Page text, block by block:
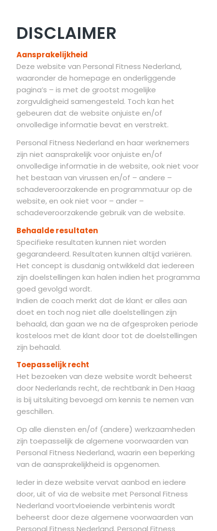
DISCLAIMER
Aansprakelijkheid
Deze website van Personal Fitness Nederland,
waaronder de homepage en onderliggende
pagina’s – is met de grootst mogelijke
zorgvuldigheid samengesteld. Toch kan het
gebeuren dat de website onjuiste en/of
onvolledige informatie bevat en verstrekt.
Personal Fitness Nederland en haar werknemers
zijn niet aansprakelijk voor onjuiste en/of
onvolledige informatie in de website, ook niet voor
het bestaan van virussen en/of – andere –
schadeveroorzakende en programmatuur op de
website, en ook niet voor – ander –
schadeveroorzakende gebruik van de website.
Behaalde resultaten
Specifieke resultaten kunnen niet worden
gegarandeerd. Resultaten kunnen altijd variëren.
Het concept is dusdanig ontwikkeld dat iedereen
zijn doelstellingen kan halen indien het programma
goed gevolgd wordt.
Indien de coach merkt dat de klant er alles aan
doet en toch nog niet alle doelstellingen zijn
behaald, dan gaan we na de afgesproken periode
kosteloos met de klant door tot de doelstellingen
zijn behaald.
Toepasselijk recht
Het bezoeken van deze website wordt beheerst
door Nederlands recht, de rechtbank in Den Haag
is bij uitsluiting bevoegd om kennis te nemen van
geschillen.
Op alle diensten en/of (andere) werkzaamheden
zijn toepasselijk de algemene voorwaarden van
Personal Fitness Nederland, waarin een beperking
van de aansprakelijkheid is opgenomen.
Ieder in deze website vervat aanbod en iedere
door, uit of via de website met Personal Fitness
Nederland voortvloeiende verbintenis wordt
beheerst door deze algemene voorwaarden van
Personal Fitness Nederland. Personal Fitness